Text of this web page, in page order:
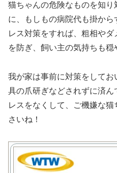
猫ちゃんの危険なものを知
に、もしもの病院代も掛か
レス対策をすれば、粗相や
を防ぎ、飼い主の気持ちも穏
我が家は事前に対策をして
具の爪研ぎなどされずに済ん
レスをなくして、ご機嫌な
さいね！